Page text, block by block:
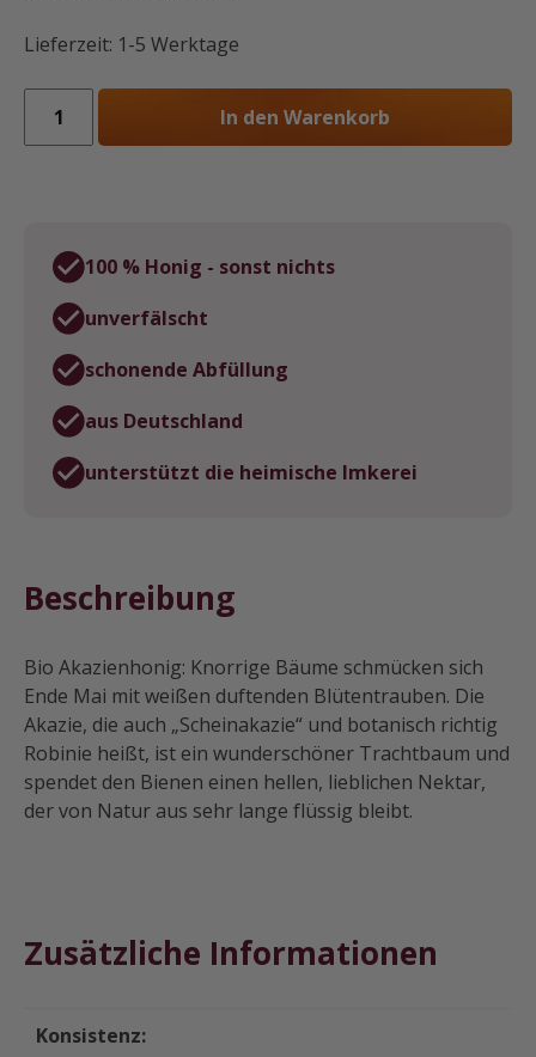
Lieferzeit: 1-5 Werktage
Sparpaket:
Akazienhonig
Menge
In den Warenkorb
100 % Honig - sonst nichts
unverfälscht
schonende Abfüllung
aus Deutschland
unterstützt die heimische Imkerei
Beschreibung
Bio Akazienhonig: Knorrige Bäume schmücken sich
Ende Mai mit weißen duftenden Blütentrauben. Die
Akazie, die auch „Scheinakazie“ und botanisch richtig
Robinie heißt, ist ein wunderschöner Trachtbaum und
spendet den Bienen einen hellen, lieblichen Nektar,
der von Natur aus sehr lange flüssig bleibt.
Zusätzliche Informationen
Konsistenz: